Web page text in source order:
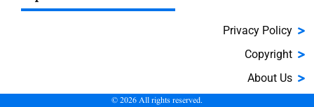
Privacy Policy
Copyright
About Us
©2026All rights reserved.